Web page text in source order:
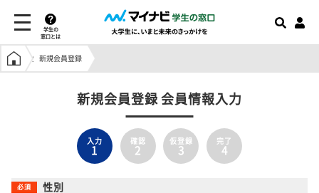
学生の
窓口とは
学生の窓口トップ
新規会員登録
新規会員登録 会員情報入力
入力
1
確認
2
仮登録
3
完了
4
性別